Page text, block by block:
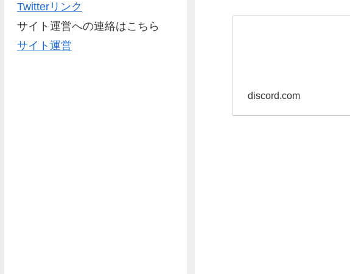
discord.com
Twitterリンク
サイト運営への連絡はこちら
サイト運営